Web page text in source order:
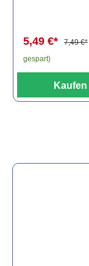
5,49 €* 7,49 €*
gespart)
Kaufen